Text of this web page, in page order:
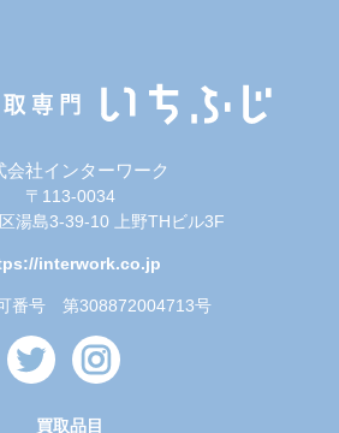
会社インターワーク
〒113-0034
湯島3-39-10 上野THビル3F
interwork.co.jp
番号 第308872004713号
買取品目